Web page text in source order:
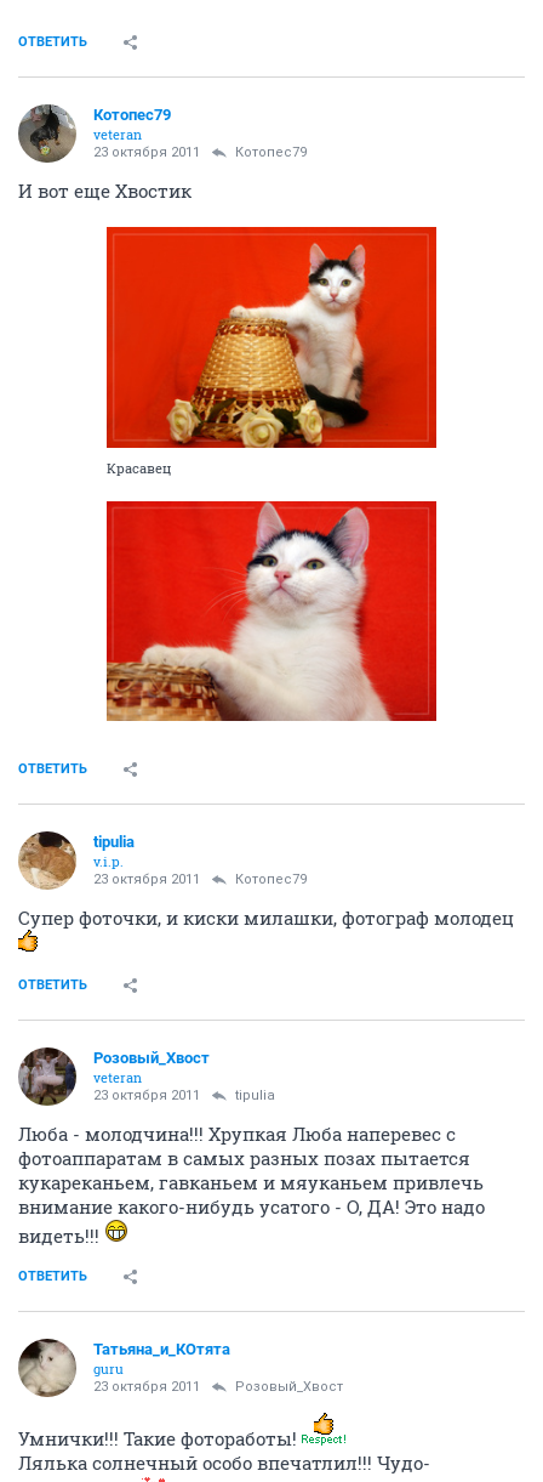
ОТВЕТИТЬ
Котопес79
veteran
23 октября 2011 Котопес79
И вот еще Хвостик
Красавец
ОТВЕТИТЬ
tipulia
v.i.p.
23 октября 2011 Котопес79
Супер фоточки, и киски милашки, фотограф молодец
ОТВЕТИТЬ
Розовый_Хвост
veteran
23 октября 2011 tipulia
Люба - молодчина!!! Хрупкая Люба наперевес с
фотоаппаратам в самых разных позах пытается
кукареканьем, гавканьем и мяуканьем привлечь
внимание какого-нибудь усатого - О, ДА! Это надо
видеть!!!
ОТВЕТИТЬ
Татьяна_и_КОтята
guru
23 октября 2011 Розовый_Хвост
Умнички!!! Такие фотоработы!
Лялька солнечный особо впечатлил!!! Чудо-